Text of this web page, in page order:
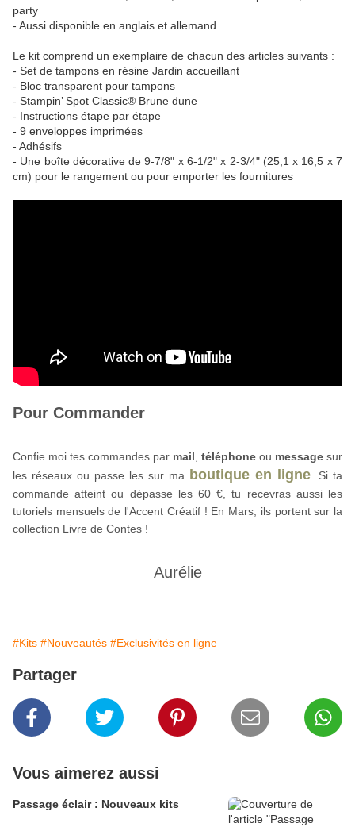
party
- Aussi disponible en anglais et allemand.
Le kit comprend un exemplaire de chacun des articles suivants :
- Set de tampons en résine Jardin accueillant
- Bloc transparent pour tampons
- Stampin’ Spot Classic® Brune dune
- Instructions étape par étape
- 9 enveloppes imprimées
- Adhésifs
- Une boîte décorative de 9-7/8" x 6-1/2" x 2-3/4" (25,1 x 16,5 x 7
cm) pour le rangement ou pour emporter les fournitures
Pour Commander
Confie moi tes commandes par mail téléphone ou message sur
les réseaux ou passe les sur ma boutique en ligne . Si ta
commande atteint ou dépasse les 60 €, tu recevras aussi les
tutoriels mensuels de l'Accent Créatif ! En Mars, ils portent sur la
collection Livre de Contes !
Aurélie
#Kits #Nouveautés #Exclusivités en ligne
Partager
Vous aimerez aussi
Passage éclair : Nouveaux kits